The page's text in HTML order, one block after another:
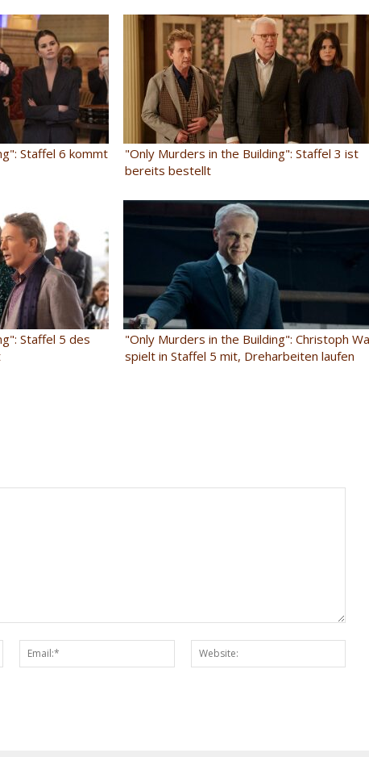
Staffel 6 kommt
"Only Murders in the Building": Staffel 3 ist
bereits bestellt
Staffel 5 des
"Only Murders in the Building": Christoph
spielt in Staffel 5 mit, Dreharbeiten laufen
Name:*
Email:*